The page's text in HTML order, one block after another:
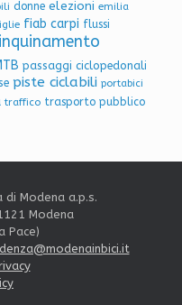
donne elezioni emilia
fiab carpi flussi
inquinamento
passaggi ciclopedonali
piste ciclabili portabici
traffico trasporto pubblico
di Modena a.p.s.
Modena
Pace)